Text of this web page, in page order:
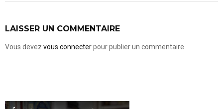
LAISSER UN COMMENTAIRE
Vous devez vous connecterpour publier un commentaire.